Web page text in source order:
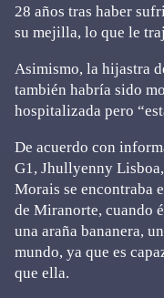
28 años tras haber
su mejilla, lo que le
Asimismo, la hijastra
también habría sido
hospitalizada pero
De acuerdo con
G1, Jhullyenny
Morais se encontraba
de Miranorte, cuando
una araña bananera,
mundo, ya que es
que ella.